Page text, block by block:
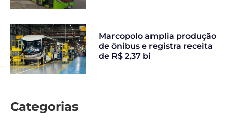
Marcopolo amplia produção
de ônibus e registra receita
de R$ 2,37 bi
Categorias